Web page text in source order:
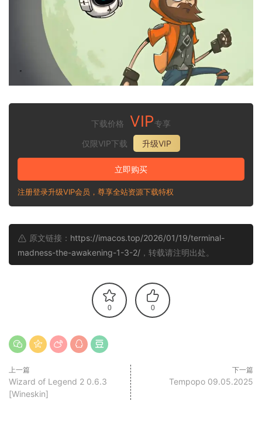
下载价格 VIP专享
仅限VIP下载
升级VIP
立即购买
注册登录升级VIP会员，尊享全站资源下载特权
原文链接： https://imacos.top/2026/01/19/terminal-
madness-the-awakening-1-3-2/ ，转载请注明出处。
0 0
上一篇
Wizard of Legend 2 0.6.3
[Wineskin]
下一篇
Tempopo 09.05.2025